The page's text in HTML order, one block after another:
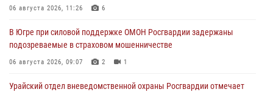
06 августа 2026, 11:26 6
В Югре при силовой поддержке ОМОН Росгвардии задержаны
подозреваемые в страховом мошенничестве
06 августа 2026, 09:07 2 1
Урайский отдел вневедомственной охраны Росгвардии отмечает